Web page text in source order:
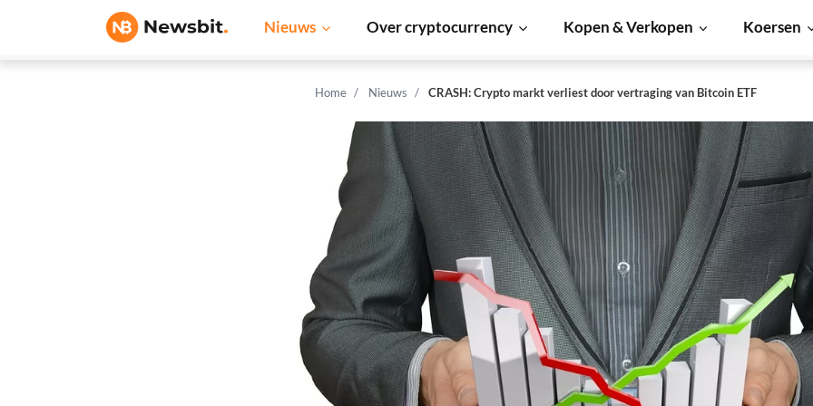
Nieuws Over cryptocurrency Kopen & Verkopen Koersen
Home Nieuws CRASH: Crypto markt verliest door vertraging van Bitcoin ETF